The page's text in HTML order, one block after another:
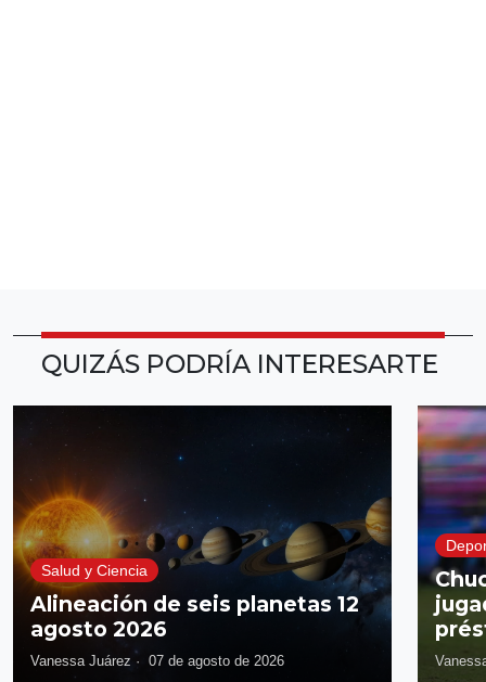
QUIZÁS PODRÍA INTERESARTE
Salud y Ciencia
Alineación de seis planetas 12
agosto 2026
Vanessa Juárez · 07 de agosto de 2026